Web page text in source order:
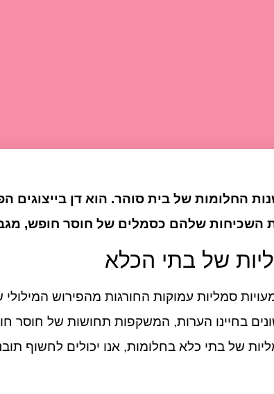
של בית סוהר. הוא דן בייצוגים
השכיחות שלהם כסמלים של חוסר חופש,
של בתי הכלא
סמליות עמוקות החורגות מהפירוש
בחיינו הערות, המשקפות תחושות של חוסר
של בתי כלא בחלומות, אנו יכולים לחשוף